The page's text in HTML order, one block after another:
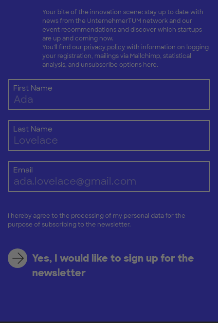
Your bite of the innovation scene: stay up to date with
news from the UnternehmerTUM network and our
event recommendations and discover which startups
are up and coming now.
You'll find our privacy policywith information on logging
your registration, mailings via Mailchimp, statistical
analysis, and unsubscribe options here.
First Name
Last Name
Email
I hereby agree to the processing of my personal data for the
purpose of subscribing to the newsletter.
Yes, I would like to sign up for the
newsletter